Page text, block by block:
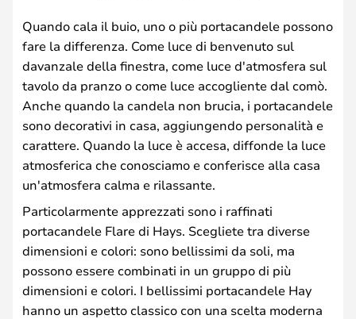
Quando cala il buio, uno o più portacandele possono
fare la differenza. Come luce di benvenuto sul
davanzale della finestra, come luce d'atmosfera sul
tavolo da pranzo o come luce accogliente dal comò.
Anche quando la candela non brucia, i portacandele
sono decorativi in casa, aggiungendo personalità e
carattere. Quando la luce è accesa, diffonde la luce
atmosferica che conosciamo e conferisce alla casa
un'atmosfera calma e rilassante.
Particolarmente apprezzati sono i raffinati
portacandele Flare di Hays. Scegliete tra diverse
dimensioni e colori: sono bellissimi da soli, ma
possono essere combinati in un gruppo di più
dimensioni e colori. I bellissimi portacandele Hay
hanno un aspetto classico con una scelta moderna